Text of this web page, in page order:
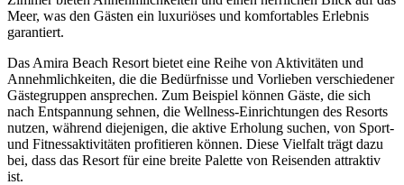
Meer, was den Gästen ein luxuriöses und komfortables Erlebnis
garantiert.
Das Amira Beach Resort bietet eine Reihe von Aktivitäten und
Annehmlichkeiten, die die Bedürfnisse und Vorlieben verschiedener
Gästegruppen ansprechen. Zum Beispiel können Gäste, die sich
nach Entspannung sehnen, die Wellness-Einrichtungen des Resorts
nutzen, während diejenigen, die aktive Erholung suchen, von Sport-
und Fitnessaktivitäten profitieren können. Diese Vielfalt trägt dazu
bei, dass das Resort für eine breite Palette von Reisenden attraktiv
ist.